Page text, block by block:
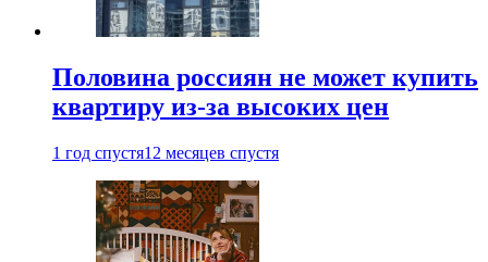
Половина россиян не может купить
квартиру из-за высоких цен
1 год спустя12 месяцев спустя